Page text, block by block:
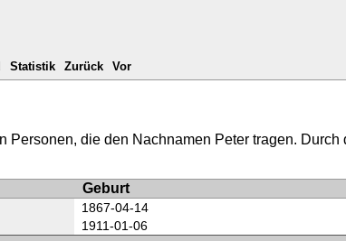
Statistik Zurück Vor
die den Nachnamen Peter tragen.
Geburt
1867-04-14
1911-01-06